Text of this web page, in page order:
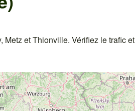
et Thionville. Vérifiez le trafic et